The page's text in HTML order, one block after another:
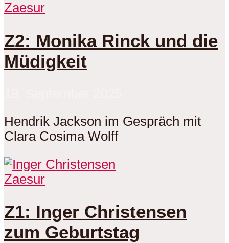
Zaesur
Z2: Monika Rinck und die
Müdigkeit
Hendrik Jackson im Gespräch mit
Clara Cosima Wolff
Zaesur
Z1: Inger Christensen
zum Geburtstag